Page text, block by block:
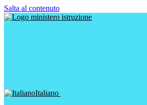
Salta al contenuto
Italiano